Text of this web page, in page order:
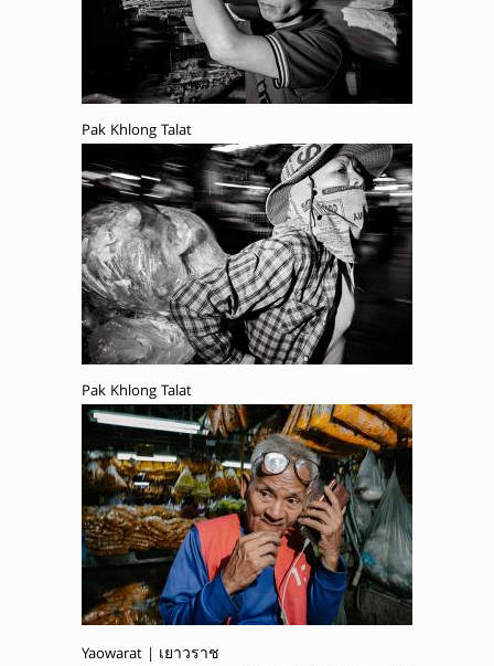
Pak Khlong Talat
Pak Khlong Talat
Yaowarat | เยาวราช